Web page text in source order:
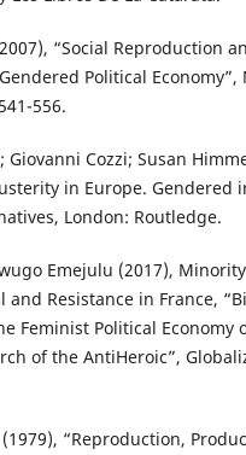
“Social Reproduction
Political Economy”,
556.
Giovanni Cozzi; Susan
in Europe. Gendered
London: Routledge.
Emejulu (2017),
and Resistance in France,
Feminist Political Economy
of the AntiHeroic”,
“Reproduction,